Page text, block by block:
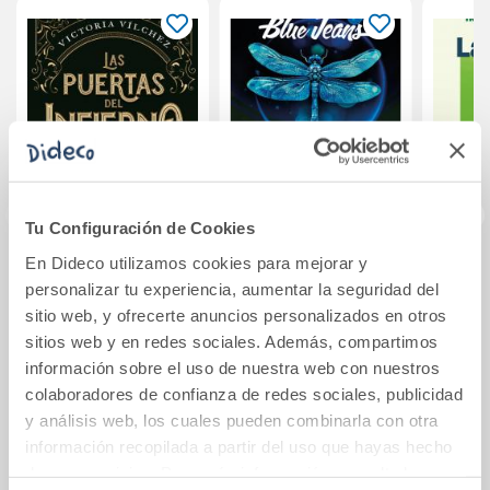
Tu Configuración de Cookies
En Dideco utilizamos cookies para mejorar y
personalizar tu experiencia, aumentar la seguridad del
sitio web, y ofrecerte anuncios personalizados en otros
sitios web y en redes sociales. Además, compartimos
información sobre el uso de nuestra web con nuestros
colaboradores de confianza de redes sociales, publicidad
y análisis web, los cuales pueden combinarla con otra
información recopilada a partir del uso que hayas hecho
Las puertas del
infierno
12,95€
Comprar
La última vez que
pienso en ti
11,95€
Comprar